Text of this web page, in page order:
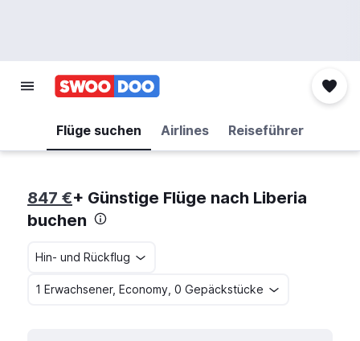
Flüge suchen Airlines Reiseführer
847 €+ Günstige Flüge nach Liberia
buchen
Hin- und Rückflug
1 Erwachsener, Economy, 0 Gepäckstücke